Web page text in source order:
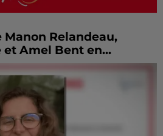
Manon Relandeau,
Amel Bent en...